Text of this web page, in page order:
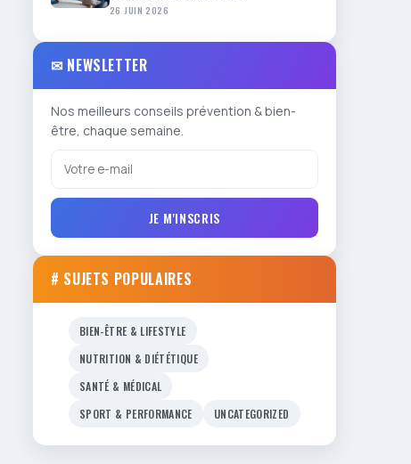
26 JUIN 2026
✉ NEWSLETTER
Nos meilleurs conseils prévention & bien-
être, chaque semaine.
JE M'INSCRIS
# SUJETS POPULAIRES
BIEN-ÊTRE & LIFESTYLE
NUTRITION & DIÉTÉTIQUE
SANTÉ & MÉDICAL
SPORT & PERFORMANCE
UNCATEGORIZED